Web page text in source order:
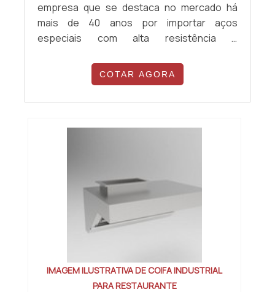
empresa que se destaca no mercado há
mais de 40 anos por importar aços
especiais com alta resistência e
companhia investe constantemente em
melhorias nos seus processos, além de
possuir um rigoroso controle de qualidade.
a Metalinox Cogne garante sempre um
COTAR AGORA
IMAGEM ILUSTRATIVA DE COIFA INDUSTRIAL
PARA RESTAURANTE